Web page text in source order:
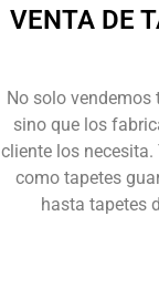
VENTA DE
No solo vendemos
sino que los
cliente los
como tapetes
hasta tapetes